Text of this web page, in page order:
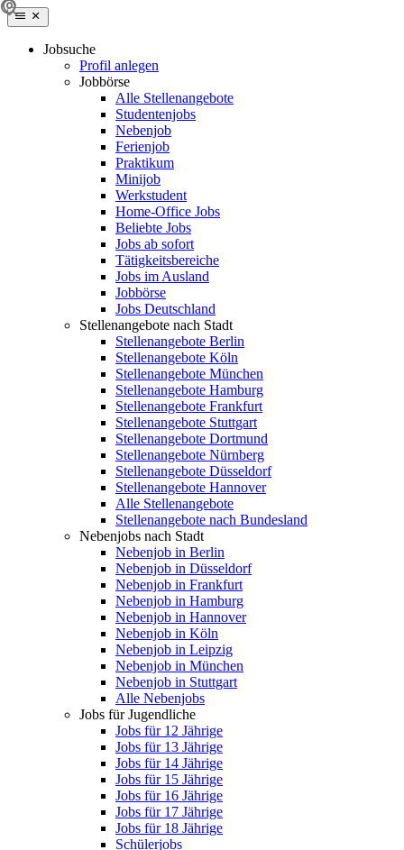
Jobsuche
Profil anlegen
Jobbörse
Alle Stellenangebote
Studentenjobs
Nebenjob
Ferienjob
Praktikum
Minijob
Werkstudent
Home-Office Jobs
Beliebte Jobs
Jobs ab sofort
Tätigkeitsbereiche
Jobs im Ausland
Jobbörse
Jobs Deutschland
Stellenangebote nach Stadt
Stellenangebote Berlin
Stellenangebote Köln
Stellenangebote München
Stellenangebote Hamburg
Stellenangebote Frankfurt
Stellenangebote Stuttgart
Stellenangebote Dortmund
Stellenangebote Nürnberg
Stellenangebote Düsseldorf
Stellenangebote Hannover
Alle Stellenangebote
Stellenangebote nach Bundesland
Nebenjobs nach Stadt
Nebenjob in Berlin
Nebenjob in Düsseldorf
Nebenjob in Frankfurt
Nebenjob in Hamburg
Nebenjob in Hannover
Nebenjob in Köln
Nebenjob in Leipzig
Nebenjob in München
Nebenjob in Stuttgart
Alle Nebenjobs
Jobs für Jugendliche
Jobs für 12 Jährige
Jobs für 13 Jährige
Jobs für 14 Jährige
Jobs für 15 Jährige
Jobs für 16 Jährige
Jobs für 17 Jährige
Jobs für 18 Jährige
Schülerjobs